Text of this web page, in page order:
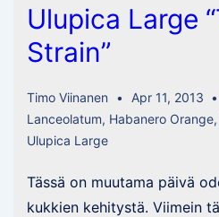
Ulupica Large
Strain”
Timo Viinanen Apr 11, 2013
Lanceolatum, Habanero Orange,
Ulupica Large
Tässä on muutama päivä
kukkien kehitystä. Viimein